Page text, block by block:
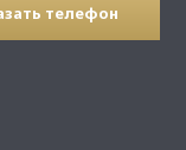
телефон